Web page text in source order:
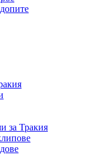
за Тракия